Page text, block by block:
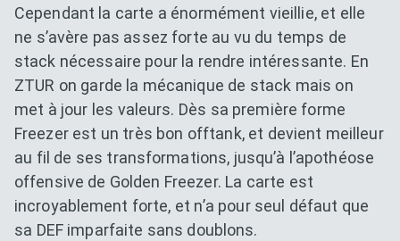
Cependant la carte a énormément vieillie, et elle
ne s’avère pas assez forte au vu du temps de
stack nécessaire pour la rendre intéressante. En
ZTUR on garde la mécanique de stack mais on
met à jour les valeurs. Dès sa première forme
Freezer est un très bon offtank, et devient meilleur
au fil de ses transformations, jusqu’à l’apothéose
offensive de Golden Freezer. La carte est
incroyablement forte, et n’a pour seul défaut que
sa DEF imparfaite sans doublons.